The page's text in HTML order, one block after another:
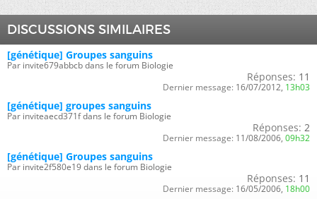
DISCUSSIONS SIMILAIRES
[génétique] Groupes sanguins
Par invite679abbcb dans le forum Biologie
Réponses: 11
Dernier message: 16/07/2012, 13h03
[génétique] groupes sanguins
Par inviteaecd371f dans le forum Biologie
Réponses: 2
Dernier message: 11/08/2006, 09h32
[génétique] Groupes sanguins
Par invite2f580e19 dans le forum Biologie
Réponses: 11
Dernier message: 16/05/2006, 18h00